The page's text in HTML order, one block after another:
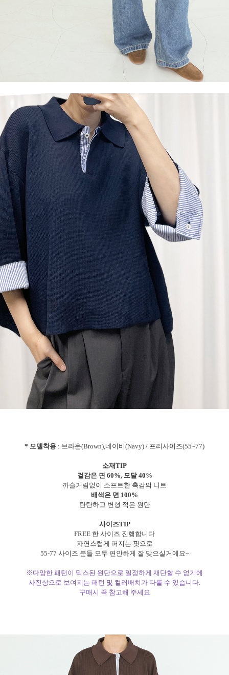
* 모델착용 : 브라운(Brown),네이비(Navy) / 프리사이즈(55~77)
소재TIP
겉감은 면 60%, 모달 40%
까슬거림없이 소프트한 촉감의 니트
배색은 면 100%
탄탄하고 변형 적은 원단
사이즈TIP
FREE 한 사이즈 진행합니다
자연스럽게 퍼지는 핏으로
55-77 사이즈 분들 모두 편안하게 잘 맞으실거에요~
※다양한 패턴이 믹스된 원단으로 일정하게 재단할 수 없기에
사진상으로 보여지는 패턴 및 컬러배치가 다를 수 있습니다.
구매시 꼭 참고해 주세요